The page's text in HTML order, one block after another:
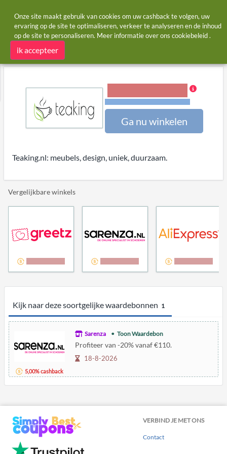
Startpagina Winkels Teaking
Teaking cashback
Kijk naar deze soortgelijke waardebonnen 1
5,00% cashback
Sarenza Toon Waardebon
Profiteer van -20% vanaf €110.
18-8-2026
Ga nu winkelen
Teaking.nl: meubels, design, uniek, duurzaam.
Vergelijkbare winkels
VERBIND JE MET ONS
Contact
Onze site maakt gebruik van cookies om uw cashback te volgen, uw
ervaring op de site te optimaliseren, verkeer te analyseren en de inhoud
op de site te personaliseren. Meer informatie over ons cookiebeleid.
ik accepteer